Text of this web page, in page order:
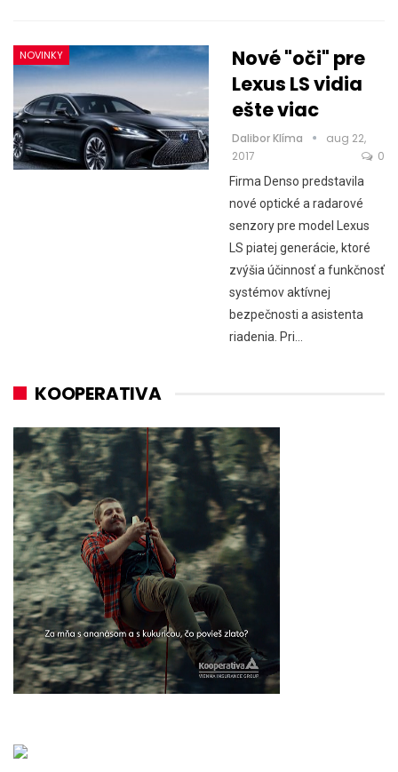
NOVINKY
Nové "oči" pre
Lexus LS vidia
ešte viac
Dalibor Klíma
aug 22,
2017
0
Firma Denso predstavila
nové optické a radarové
senzory pre model Lexus
LS piatej generácie, ktoré
zvýšia účinnosť a funkčnosť
systémov aktívnej
bezpečnosti a asistenta
riadenia. Pri…
KOOPERATIVA